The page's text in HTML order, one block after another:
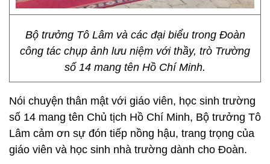
Bộ trưởng Tô Lâm và các đại biểu trong Đoàn
công tác chụp ảnh lưu niệm với thầy, trò Trường
số 14 mang tên Hồ Chí Minh.
Nói chuyện thân mật với giáo viên, học sinh trường
số 14 mang tên Chủ tịch Hồ Chí Minh, Bộ trưởng Tô
Lâm cảm ơn sự đón tiếp nồng hậu, trang trọng của
giáo viên và học sinh nhà trường dành cho Đoàn.